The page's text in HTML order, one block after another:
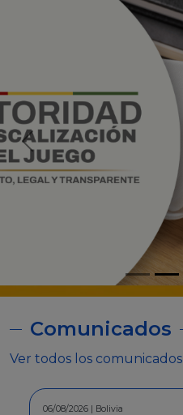
Comunicados
Ver todos los comunicados
30/07/2026 | Bolivia